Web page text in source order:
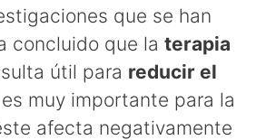
que se han
concluido que la terapia
útil para reducir el
muy importante para la
afecta negativamente